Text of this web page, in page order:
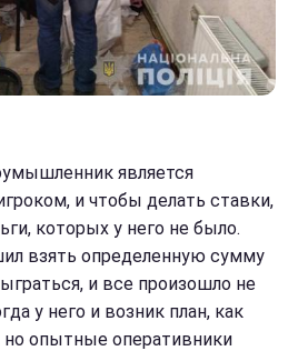
является
и чтобы делать ставки,
которых у него не было.
взять определенную сумму
и все произошло не
у него и возник план, как
опытные оперативники